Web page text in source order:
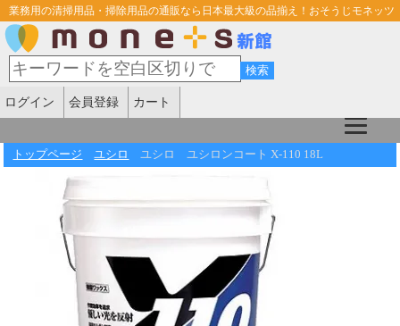
業務用の清掃用品・掃除用品の通販なら日本最大級の品揃え！おそうじモネッツ
ログイン 会員登録 カート
トップページ ユシロ ユシロ ユシロンコート X-110 18L